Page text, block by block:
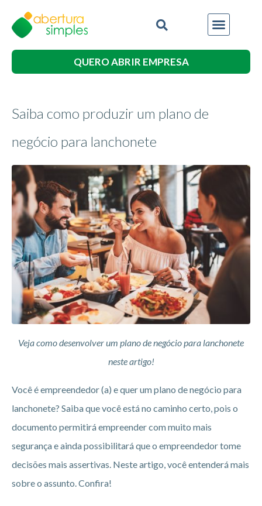
QUERO ABRIR EMPRESA
Saiba como produzir um plano de
negócio para lanchonete
Veja como desenvolver um plano de negócio para lanchonete
neste artigo!
Você é empreendedor (a) e quer um plano de negócio para
lanchonete? Saiba que você está no caminho certo, pois o
documento permitirá empreender com muito mais
segurança e ainda possibilitará que o empreendedor tome
decisões mais assertivas. Neste artigo, você entenderá mais
sobre o assunto. Confira!